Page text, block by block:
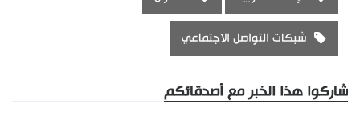
شبكات التواصل الاجتماعي
شاركوا هذا الخبر مع أصدقائكم